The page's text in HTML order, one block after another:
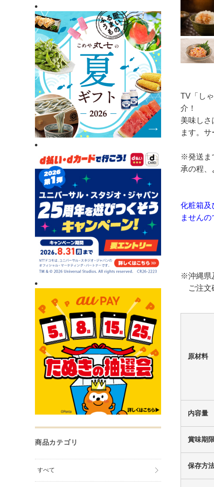
TV「し
介！
美味しさ
ます。
※発送ま
承の程、
化粧箱及
ません
※沖縄県
ご注文
原材料
内容量
賞味期限
保存方
商品カテゴリ
すべて